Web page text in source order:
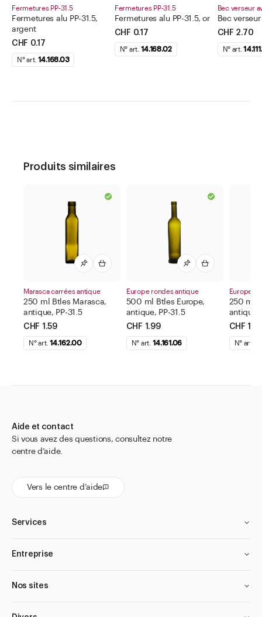
Fermetures PP-31.5
Fermetures alu PP-31.5,
argent
CHF 0.17
N° art. 14.168.03
Fermetures PP-31.5
Fermetures alu PP-31.5, or
CHF 0.17
N° art. 14.168.02
Bec verseur
Bec
CHF 2.70
N° art.
Produits similaires
Marasca carrées antique
250 ml Btles Marasca,
antique, PP-31.5
CHF 1.59
N° art. 14.162.00
Europe rondes antique
500 ml Btles Europe,
antique, PP-31.5
CHF 1.99
N° art. 14.161.06
Europe
250 ml
antique,
CHF 1.81
N° art.
Aide et contact
Si vous avez des questions, consultez notre
centre d’aide.
Vers le centre d’aide
Services
Entreprise
Nos sites